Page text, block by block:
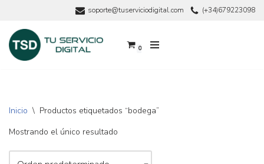
Saltar
al
contenido
soporte@tuserviciodigital.com (+34)679223098
0
Inicio \ Productos etiquetados “bodega”
Mostrando el único resultado